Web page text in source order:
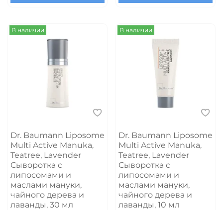
В наличии
Dr. Baumann Liposome
Multi Active Manuka,
Teatree, Lavender
Сыворотка с
липосомами и
маслами мануки,
чайного дерева и
лаванды, 30 мл
В наличии
Dr. Baumann Liposome
Multi Active Manuka,
Teatree, Lavender
Сыворотка с
липосомами и
маслами мануки,
чайного дерева и
лаванды, 10 мл